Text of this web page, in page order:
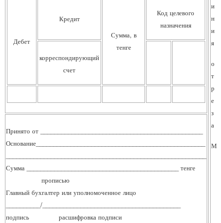
и
н
и
я
о
т
р
е
з
а
Дебет
Кредит
Сумма, в
тенге
Код целевого
назначения
корреспондирующий
счет
Принято от _______________________________________________
Основание_________________________________________________
Сумма ____________________________________________ тенге
прописью
Главный бухгалтер или уполномоченное лицо
__________/________________________________________
подпись расшифровка подписи